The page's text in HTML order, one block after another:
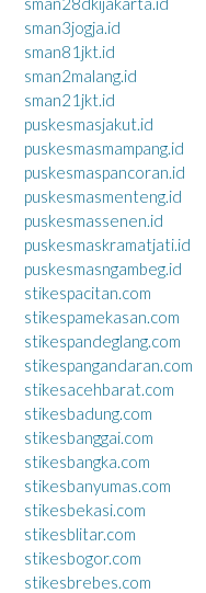
sman3jogja.id
sman81jkt.id
sman2malang.id
sman21jkt.id
puskesmasjakut.id
puskesmasmampang.id
puskesmaspancoran.id
puskesmasmenteng.id
puskesmassenen.id
puskesmaskramatjati.id
puskesmasngambeg.id
stikespacitan.com
stikespamekasan.com
stikespandeglang.com
stikespangandaran.com
stikesacehbarat.com
stikesbadung.com
stikesbanggai.com
stikesbangka.com
stikesbanyumas.com
stikesbekasi.com
stikesblitar.com
stikesbogor.com
stikesbrebes.com